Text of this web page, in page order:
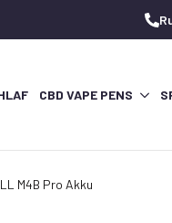
CBD VAPE PENS
M4B Pro Akku